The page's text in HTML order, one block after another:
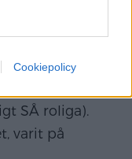
Cookiepolicy
och framför
påskledigt! Så
på
SÅ roliga).
varit på